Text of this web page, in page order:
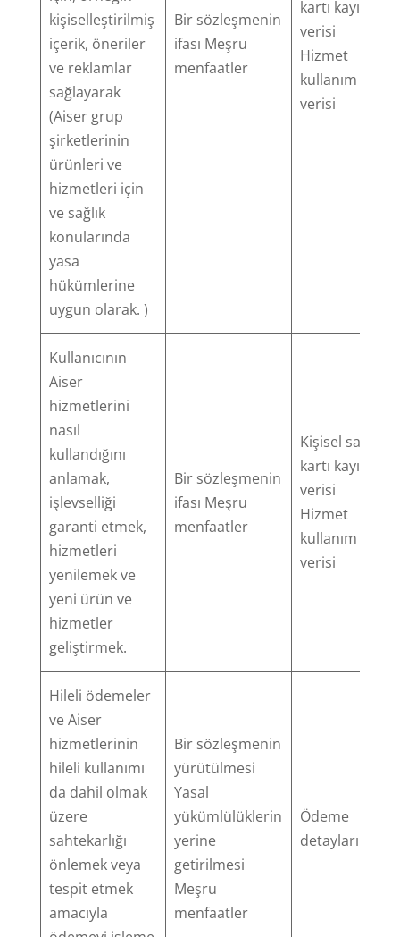
kişiselleştirilmiş
içerik, öneriler
ve reklamlar
sağlayarak
(Aiser grup
şirketlerinin
ürünleri ve
hizmetleri için
ve sağlık
konularında
yasa
hükümlerine
uygun olarak. )
Bir sözleşmenin
ifası Meşru
menfaatler
kartı kayıt
verisi
Hizmet
kullanım
verisi
Kullanıcının
Aiser
hizmetlerini
nasıl
kullandığını
anlamak,
işlevselliği
garanti etmek,
hizmetleri
yenilemek ve
yeni ürün ve
hizmetler
geliştirmek.
Bir sözleşmenin
ifası Meşru
menfaatler
Kişisel sağlık
kartı kayıt
verisi
Hizmet
kullanım
verisi
Hileli ödemeler
ve Aiser
hizmetlerinin
hileli kullanımı
da dahil olmak
üzere
sahtekarlığı
önlemek veya
tespit etmek
amacıyla
Bir sözleşmenin
yürütülmesi
Yasal
yükümlülüklerin
yerine
getirilmesi
Meşru
menfaatler
Ödeme
detayları